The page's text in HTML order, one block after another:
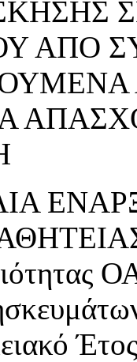
ΑΠΟ
Έτος